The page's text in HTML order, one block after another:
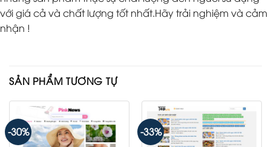
với giá cả và chất lượng tốt nhất.Hãy trải nghiệm và cảm
nhận !
SẢN PHẨM TƯƠNG TỰ
-30% -33%